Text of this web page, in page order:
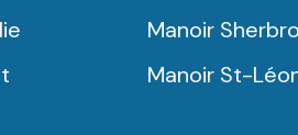
Manoir
Manoir St-